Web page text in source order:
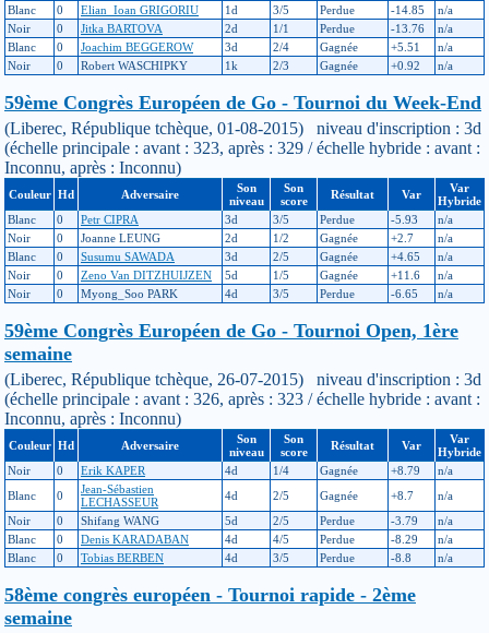
Blanc
0 Elian_Ioan GRIGORIU 1d 3/5 Perdue -14.85
n/a
Noir
0 Jitka BARTOVA 2d 1/1 Perdue -13.76
n/a
Blanc
0 Joachim BEGGEROW 3d 2/4 Gagnée +5.51
n/a
Noir
0 Robert WASCHIPKY 1k 2/3 Gagnée +0.92 n/a
59ème Congrès Européen de Go - Tournoi du Week-End
(Liberec, République tchèque, 01-08-2015) niveau d'inscription : 3d
(échelle principale : avant : 323, après : 329 / échelle hybride : avant :
Inconnu, après : Inconnu)
Couleur Hd Adversaire
Son
niveau
Son
score
Résultat Var
Var
Hybride
Blanc
0 Petr CIPRA 3d 3/5 Perdue -5.93
n/a
Noir
0 Joanne LEUNG 2d 1/2 Gagnée +2.7
n/a
Blanc
0 Susumu SAWADA 3d 2/5 Gagnée +4.65
n/a
Noir
0 Zeno Van DITZHUIJZEN 5d 1/5 Gagnée +11.6
n/a
Noir
0 Myong_Soo PARK 4d 3/5 Perdue -6.65 n/a
59ème Congrès Européen de Go - Tournoi Open, 1ère
semaine
(Liberec, République tchèque, 26-07-2015) niveau d'inscription : 3d
(échelle principale : avant : 326, après : 323 / échelle hybride : avant :
Inconnu, après : Inconnu)
Couleur Hd Adversaire
Son
niveau
Son
score
Résultat Var
Var
Hybride
Noir
0 Erik KAPER 4d 1/4 Gagnée +8.79
n/a
Blanc
0
Jean-Sébastien
LECHASSEUR
4d 2/5 Gagnée +8.7
n/a
Noir
0 Shifang WANG 5d 2/5 Perdue -3.79
n/a
Blanc
0 Denis KARADABAN 4d 4/5 Perdue -8.29
n/a
Blanc
0 Tobias BERBEN 4d 3/5 Perdue -8.8 n/a
58ème congrès européen - Tournoi rapide - 2ème
semaine